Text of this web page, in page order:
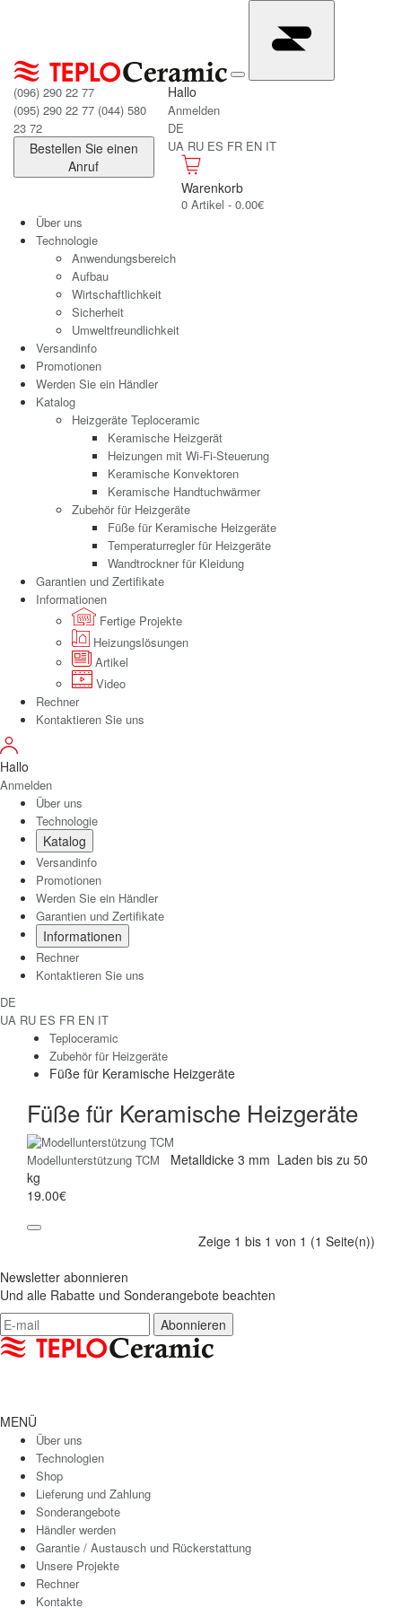
(096) 290 22 77
(095) 290 22 77 (044) 580
23 72
Bestellen Sie einen
Anruf
Hallo
Anmelden
DE
UA RU ES FR EN IT
Warenkorb
0 Artikel - 0.00€
Über uns
Technologie
Anwendungsbereich
Aufbau
Wirtschaftlichkeit
Sicherheit
Umweltfreundlichkeit
Versandinfo
Promotionen
Werden Sie ein Händler
Katalog
Heizgeräte Teploceramic
Keramische Heizgerät
Heizungen mit Wi-Fi-Steuerung
Keramische Konvektoren
Keramische Handtuchwärmer
Zubehör für Heizgeräte
Füße für Keramische Heizgeräte
Temperaturregler für Heizgeräte
Wandtrockner für Kleidung
Garantien und Zertifikate
Informationen
Fertige Projekte
Heizungslösungen
Artikel
Video
Rechner
Kontaktieren Sie uns
Hallo
Anmelden
Über uns
Technologie
Katalog
Versandinfo
Promotionen
Werden Sie ein Händler
Garantien und Zertifikate
Informationen
Rechner
Kontaktieren Sie uns
DE
UA RU ES FR EN IT
Teploceramic
Zubehör für Heizgeräte
Füße für Keramische Heizgeräte
Füße für Keramische Heizgeräte
Modellunterstützung TCM Metalldicke 3 mm Laden bis zu 50
kg
19.00€
Zeige 1 bis 1 von 1 (1 Seite(n))
Newsletter abonnieren
Und alle Rabatte und Sonderangebote beachten
MENÜ
Über uns
Technologien
Shop
Lieferung und Zahlung
Sonderangebote
Händler werden
Garantie / Austausch und Rückerstattung
Unsere Projekte
Rechner
Kontakte